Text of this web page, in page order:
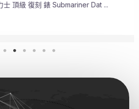
級 復刻 錶 Submariner Dat ...